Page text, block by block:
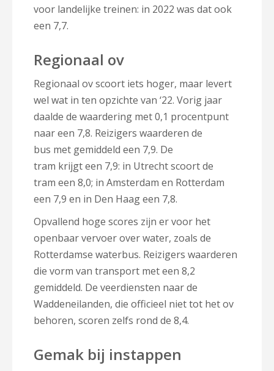
voor landelijke treinen: in 2022 was dat ook
een 7,7.
Regionaal ov
Regionaal ov scoort iets hoger, maar levert
wel wat in ten opzichte van ‘22. Vorig jaar
daalde de waardering met 0,1 procentpunt
naar een 7,8. Reizigers waarderen de
bus met gemiddeld een 7,9. De
tram krijgt een 7,9: in Utrecht scoort de
tram een 8,0; in Amsterdam en Rotterdam
een 7,9 en in Den Haag een 7,8.
Opvallend hoge scores zijn er voor het
openbaar vervoer over water, zoals de
Rotterdamse waterbus. Reizigers waarderen
die vorm van transport met een 8,2
gemiddeld. De veerdiensten naar de
Waddeneilanden, die officieel niet tot het ov
behoren, scoren zelfs rond de 8,4.
Gemak bij instappen